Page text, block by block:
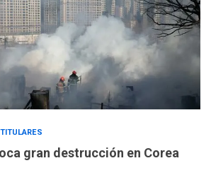
TITULARES
gran destrucción en Corea